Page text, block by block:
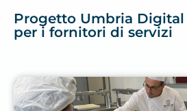
Progetto Umbria Digital
per i fornitori di servizi